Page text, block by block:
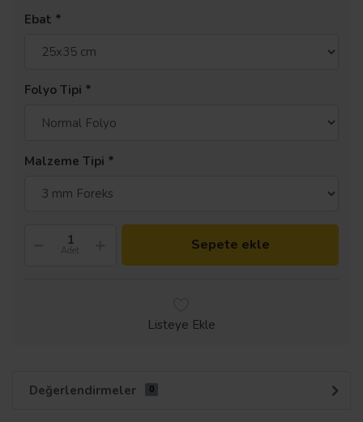
Ebat
Folyo Tipi
Malzeme Tipi
Adet Sepete ekle
Listeye Ekle
Değerlendirmeler 0